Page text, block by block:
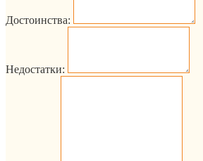
Достоинства:
Недостатки: